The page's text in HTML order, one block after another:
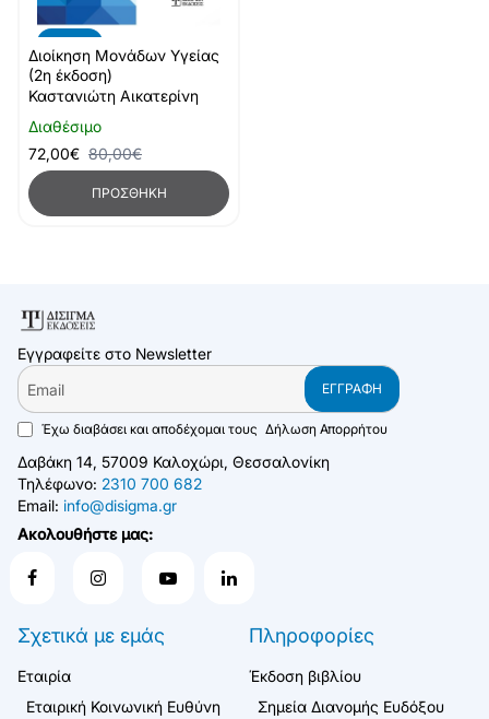
-10%
Διαθέσιμο
Διοίκηση Μονάδων Υγείας
(2η έκδοση)
Καστανιώτη Αικατερίνη
72,00€ 80,00€
ΠΡΟΣΘΉΚΗ
Εγγραφείτε στο Newsletter
Email
ΕΓΓΡΑΦΉ
Έχω διαβάσει και αποδέχομαι τους Δήλωση Απορρήτου
Δαβάκη 14, 57009 Καλοχώρι, Θεσσαλονίκη
Τηλέφωνο: 2310 700 682
Email: info@disigma.gr
Ακολουθήστε μας:
Σχετικά με εμάς
Εταιρία
Εταιρική Κοινωνική Ευθύνη
Πληροφορίες
Έκδοση βιβλίου
Σημεία Διανομής Ευδόξου